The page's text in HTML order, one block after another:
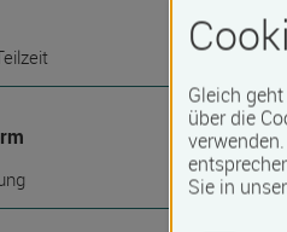
Gleich
über die
Sie in